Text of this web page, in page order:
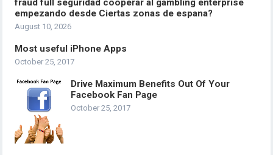
fraud full seguridad cooperar al gambling enterprise
empezando desde Ciertas zonas de espana?
August 10, 2026
Most useful iPhone Apps
October 25, 2017
Drive Maximum Benefits Out Of Your
Facebook Fan Page
October 25, 2017